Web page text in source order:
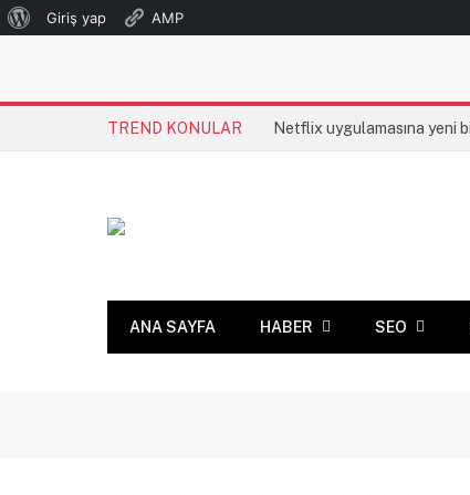
WordPress
Giriş yap AMP
TREND KONULAR Netflix uygulamasına yeni
ANA SAYFA HABER SEO